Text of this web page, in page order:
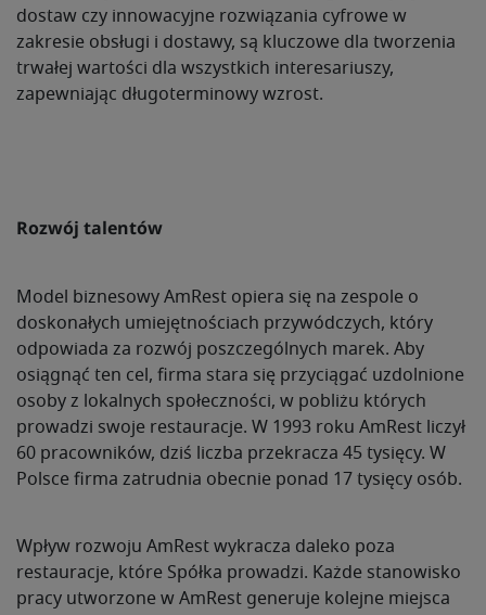
dostaw czy innowacyjne rozwiązania cyfrowe w
zakresie obsługi i dostawy, są kluczowe dla tworzenia
trwałej wartości dla wszystkich interesariuszy,
zapewniając długoterminowy wzrost.
Rozwój talentów
Model biznesowy AmRest opiera się na zespole o
doskonałych umiejętnościach przywódczych, który
odpowiada za rozwój poszczególnych marek. Aby
osiągnąć ten cel, firma stara się przyciągać uzdolnione
osoby z lokalnych społeczności, w pobliżu których
prowadzi swoje restauracje. W 1993 roku AmRest liczył
60 pracowników, dziś liczba przekracza 45 tysięcy. W
Polsce firma zatrudnia obecnie ponad 17 tysięcy osób.
Wpływ rozwoju AmRest wykracza daleko poza
restauracje, które Spółka prowadzi. Każde stanowisko
pracy utworzone w AmRest generuje kolejne miejsca